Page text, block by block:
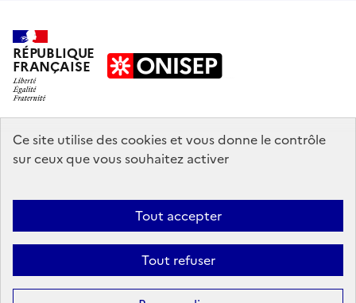
Ce site utilise des cookies et vous donne le contrôle
sur ceux que vous souhaitez activer
Tout accepter
Tout refuser
RÉPUBLIQUE
FRANÇAISE
education.gouv.fr
enseignementsup-recherche.gouv.fr
Accessibilité : partiellement conforme
Sauf mention explicite de propriété intellectuelle détenue par des tiers,